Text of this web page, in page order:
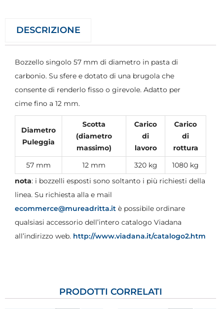
DESCRIZIONE
Bozzello singolo 57 mm di diametro in pasta di
carbonio. Su sfere e dotato di una brugola che
consente di renderlo fisso o girevole. Adatto per
cime fino a 12 mm.
Diametro
Puleggia
Scotta
(diametro
massimo)
Carico
di
lavoro
Carico
di
rottura
57 mm
12 mm 320 kg
1080 kg
nota: i bozzelli esposti sono soltanto i più richiesti della
linea. Su richiesta alla e mail
ecommerce@mureadritta.it è possibile ordinare
qualsiasi accessorio dell’intero catalogo Viadana
all’indirizzo web. http://www.viadana.it/catalogo2.htm
PRODOTTI CORRELATI